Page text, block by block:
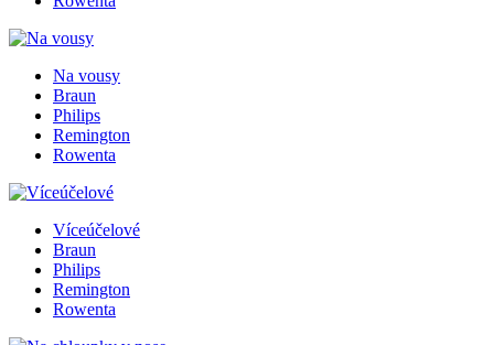
Na vousy
Braun
Philips
Remington
Rowenta
Víceúčelové
Braun
Philips
Remington
Rowenta